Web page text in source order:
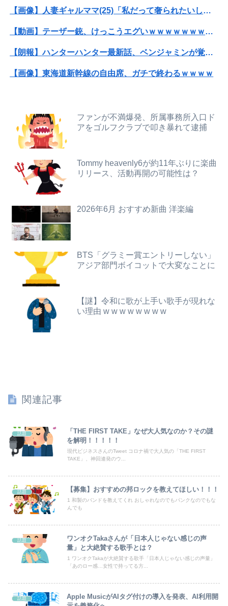
【速報】井上和の近影、マジでデカい。何がとは言わんが
言うほどスーパーカブって良いバイクか？
レス半年で妻の胸が小さくなった。だが突然・・・
夏の風物詩が喰い物に…隅田川花火大会で暗躍した中国人「場所取り転売ヤー」の高笑い
海外「日本は戦勝国なんだよ」 戦後の日本人の特別な生き様に各国から称賛の声
日本って絶対まだ「未踏の地」あるよな？ 山奥とか
【動画】テーザー銃、けっこうエグいｗｗｗｗｗｗｗｗｗｗ
【画像】人妻ギャルママ(25)「私だって奢られたいし女扱いしてほしい。」⇒！！
【動画】テーザー銃、けっこうエグいｗｗｗｗｗｗｗｗｗｗ
【朗報】ハンターハンター最新話、ベンジャミンが覚醒して主人公になるwwwwwwwwwww
【画像】東海道新幹線の自由席、ガチで終わるｗｗｗｗ
トランプ「イランが核兵器を作れば、イタリアを2分で消滅させる」メローニ「核を持っている国で実際に使ったアホはアメリカだけｗ」
【画像】元NMB48和田海佑、贅沢ボディがスケベすぎるwwwwwwwボムの水着グラビアであざとセクシー爆発！！！
【画像】女性、『大人のおもちゃ』を入れたままMRI検査を受けた結果 →
レインボー池田、超美人女子アナと結婚wwwwwww
【速報】USスチール、1800億円の黒字wwwwwwwwwwwwwwwwwwwwwwww
主人の通帳を見たら、１０年間仕送りしている女性がいた。主人に問い詰めたら、白状して...
【悲報】沖縄県議「デニー知事を支えるのは極左暴力集団！」 → デニー知事の支持母体「事実無根！」 → 県議「事実無根ではない！」ｗｗｗｗｗｗｗｗ...
こいつは本物の天才だと思ったやつに会ったことある？
【画像】最強の休日を貼る
言うほどスーパーカブって良いバイクか？
森山みなみアナ、胸元から谷間を見せつけるお辞儀GIF祭り
ファンが不満爆発、所属事務所入口ド
アをゴルフクラブで叩き暴れて逮捕
Tommy heavenly6が約11年ぶりに楽曲
リリース、活動再開の可能性は？
2026年6月 おすすめ新曲 洋楽編
BTS「グラミー賞エントリーしない」
アジア部門ボイコットで大変なことに
【謎】令和に歌が上手い歌手が現れな
い理由 w w w w w w w w
関連記事
話題
「THE FIRST TAKE」なぜ大人気なのか？その謎
を解明！！！！！
現代ビジネスさんのTweet コロナ禍で大人気の「THE FIRST
TAKE」、神回連発のウ...
話題 【募集】おすすめの邦ロックを教えてほしい！！！
1 和製のバンドを教えてくれ おしゃれなのでもパンクなのでもな
んでも
話題
ワンオクTakaさんが「日本人じゃない感じの声
量」と大絶賛する歌手とは？
1 ワンオクTakaが大絶賛する歌手「日本人じゃない感じの声量」
「あのロー感…女性で持ってる方...
話題
Apple MusicがAIタグ付けの導入を発表、AI利用開